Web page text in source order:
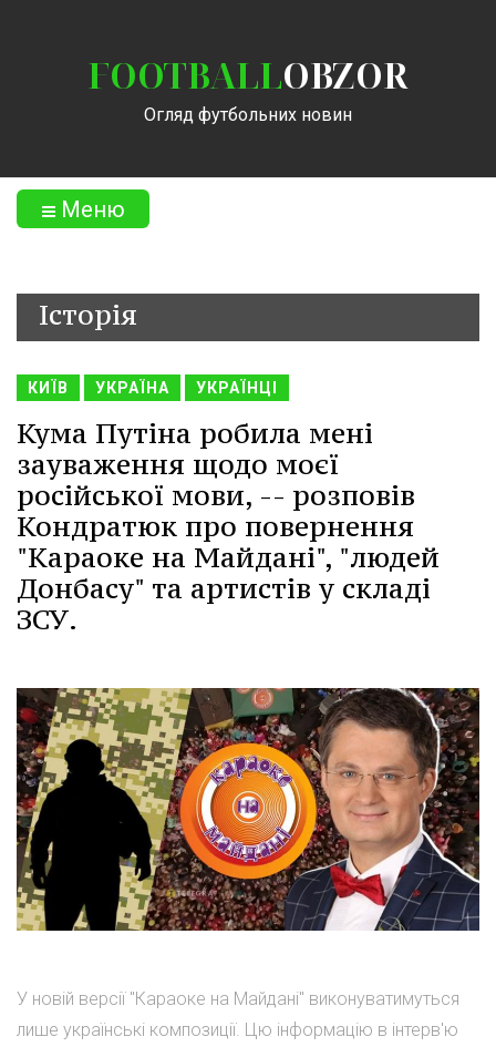
FOOTBALLOBZOR
Огляд футбольних новин
Меню
Історія
КИЇВ УКРАЇНА УКРАЇНЦІ
Кума Путіна робила мені
зауваження щодо моєї
російської мови, -- розповів
Кондратюк про повернення
"Караоке на Майдані", "людей
Донбасу" та артистів у складі
ЗСУ.
У новій версії "Караоке на Майдані" виконуватимуться
лише українські композиції. Цю інформацію в інтерв'ю